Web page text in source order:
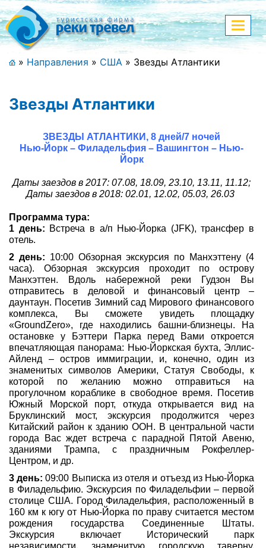
Меню
+7 (911) 182-44-68
Полная версия сайта
Спецпредложения
Праздничные туры
Страны и направления
Поиск тура
Туры по России
Автобусные туры
Круизы
Туры на пароме
Авиабилеты
Туристическая страховка
Услуги
О компании
Отзывы
меню
» Направления » США » Звезды Атлантики
Звезды Атлантики
ЗВЕЗДЫ АТЛАНТИКИ, 8 дней/7 ночей
Нью-Йорк – Филадельфия – Вашингтон – Нью-
Йорк
Даты заездов в 2017: 07.08, 18.09, 23.10, 13.11, 11.12;
Даты заездов в 2018: 02.01, 12.02, 05.03, 26.03
Программа тура:
1 день: Встреча в а/п Нью-Йорка (JFK), трансфер в
отель.
2 день: 10:00 Обзорная экскурсия по Манхэттену (4
часа). Обзорная экскурсия проходит по острову
Манхэттен. Вдоль набережной реки Гудзон Вы
отправитесь в деловой и финансовый центр –
даунтаун. Посетив Зимний сад Мирового финансового
комплекса, Вы сможете увидеть площадку
«GroundZero», где находились башни-близнецы. На
остановке у Бэттери Парка перед Вами откроется
впечатляющая панорама: Нью-Йоркская бухта, Эллис-
Айленд – остров иммиграции, и, конечно, один из
знаменитых символов Америки, Статуя Свободы, к
которой по желанию можно отправиться на
прогулочном кораблике в свободное время. Посетив
Южный Морской порт, откуда открывается вид на
Бруклинский мост, экскурсия продолжится через
Китайский район к зданию ООН. В центральной части
города Вас ждет встреча с парадной Пятой Авеню,
зданиями Трампа, с праздничным Рокфеллер-
Центром, и др.
3 день: 09:00 Выписка из отеля и отъезд из Нью-Йорка
в Филадельфию. Экскурсия по Филадельфии – первой
столице США. Город Филадельфия, расположенный в
160 км к югу от Нью-Йорка по праву считается местом
рождения государства Соединенные Штаты.
Экскурсия включает Исторический парк
независимости, знаменитую городскую таверну,